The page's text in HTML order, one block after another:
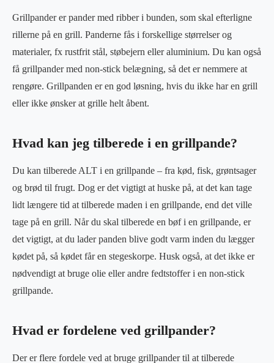
Grillpander er pander med ribber i bunden, som skal efterligne
rillerne på en grill. Panderne fås i forskellige størrelser og
materialer, fx rustfrit stål, støbejern eller aluminium. Du kan også
få grillpander med non-stick belægning, så det er nemmere at
rengøre. Grillpanden er en god løsning, hvis du ikke har en grill
eller ikke ønsker at grille helt åbent.
Hvad kan jeg tilberede i en grillpande?
Du kan tilberede ALT i en grillpande – fra kød, fisk, grøntsager
og brød til frugt. Dog er det vigtigt at huske på, at det kan tage
lidt længere tid at tilberede maden i en grillpande, end det ville
tage på en grill. Når du skal tilberede en bøf i en grillpande, er
det vigtigt, at du lader panden blive godt varm inden du lægger
kødet på, så kødet får en stegeskorpe. Husk også, at det ikke er
nødvendigt at bruge olie eller andre fedtstoffer i en non-stick
grillpande.
Hvad er fordelene ved grillpander?
Der er flere fordele ved at bruge grillpander til at tilberede